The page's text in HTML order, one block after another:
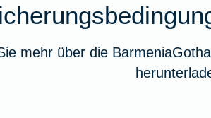
mehr über die